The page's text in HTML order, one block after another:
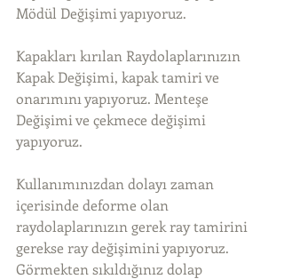
Mödül Değişimi yapıyoruz.
Kapakları kırılan Raydolaplarınızın
Kapak Değişimi, kapak tamiri ve
onarımını yapıyoruz. Menteşe
Değişimi ve çekmece değişimi
yapıyoruz.
Kullanımınızdan dolayı zaman
içerisinde deforme olan
raydolaplarınızın gerek ray tamirini
gerekse ray değişimini yapıyoruz.
Görmekten sıkıldığınız dolap